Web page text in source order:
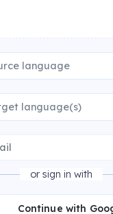
language
language(s)
or sign in with
Continue with